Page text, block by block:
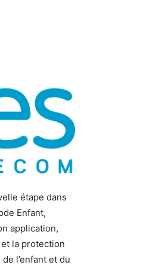
étape dans
Enfant,
application,
la protection
l’enfant et du